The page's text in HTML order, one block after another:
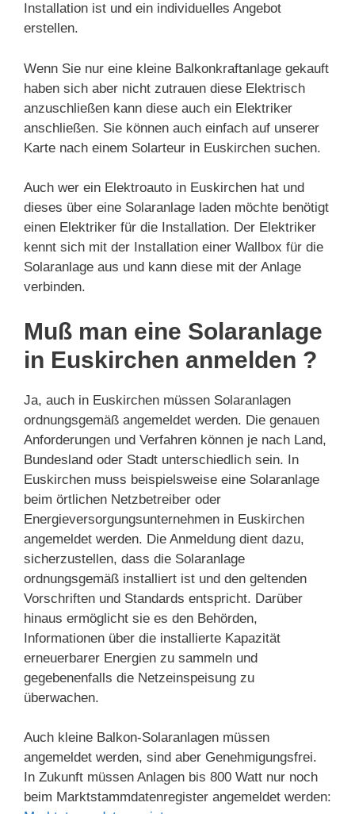
Installation ist und ein individuelles Angebot
erstellen.
Wenn Sie nur eine kleine Balkonkraftanlage gekauft
haben sich aber nicht zutrauen diese Elektrisch
anzuschließen kann diese auch ein Elektriker
anschließen. Sie können auch einfach auf unserer
Karte nach einem Solarteur in Euskirchen suchen.
Auch wer ein Elektroauto in Euskirchen hat und
dieses über eine Solaranlage laden möchte benötigt
einen Elektriker für die Installation. Der Elektriker
kennt sich mit der Installation einer Wallbox für die
Solaranlage aus und kann diese mit der Anlage
verbinden.
Muß man eine Solaranlage
in Euskirchen anmelden ?
Ja, auch in Euskirchen müssen Solaranlagen
ordnungsgemäß angemeldet werden. Die genauen
Anforderungen und Verfahren können je nach Land,
Bundesland oder Stadt unterschiedlich sein. In
Euskirchen muss beispielsweise eine Solaranlage
beim örtlichen Netzbetreiber oder
Energieversorgungsunternehmen in Euskirchen
angemeldet werden. Die Anmeldung dient dazu,
sicherzustellen, dass die Solaranlage
ordnungsgemäß installiert ist und den geltenden
Vorschriften und Standards entspricht. Darüber
hinaus ermöglicht sie es den Behörden,
Informationen über die installierte Kapazität
erneuerbarer Energien zu sammeln und
gegebenenfalls die Netzeinspeisung zu
überwachen.
Auch kleine Balkon-Solaranlagen müssen
angemeldet werden, sind aber Genehmigungsfrei.
In Zukunft müssen Anlagen bis 800 Watt nur noch
beim Marktstammdatenregister angemeldet werden: